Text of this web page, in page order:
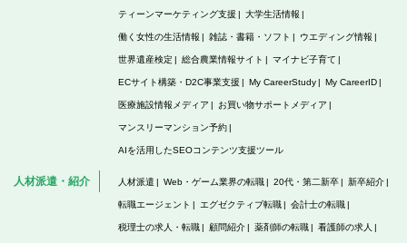
ティーンマーケティング支援 大学生活情報
働く女性の生活情報 雑誌・書籍・ソフト ウエディング情報
世界遺産検定 総合農業情報サイト マイナビ子育て
ECサイト構築・D2C事業支援 My CareerStudy My CareerID
医療施設情報メディア お買い物サポートメディア
マンスリーマンション予約
AIを活用したSEOコンテンツ支援ツール
人材派遣・紹介 人材派遣 Web・ゲーム業界の転職 20代・第二新卒 新卒紹介
転職エージェント エグゼクティブ転職 会計士の転職
税理士の求人・転職 顧問紹介 薬剤師の転職 看護師の求人